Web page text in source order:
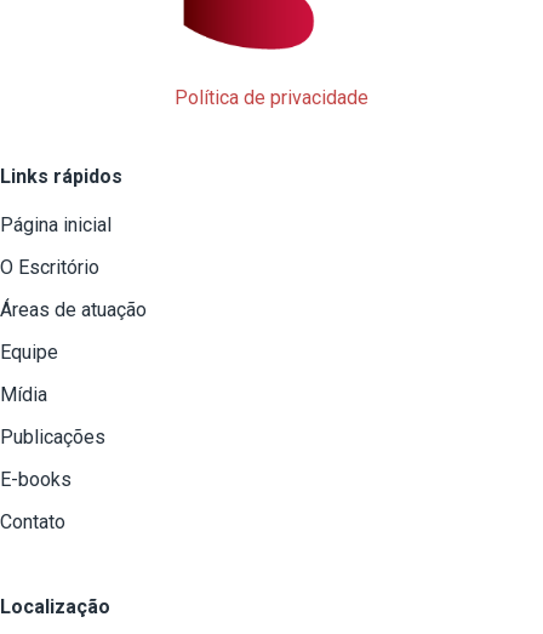
Política de privacidade
Links rápidos
Página inicial
O Escritório
Áreas de atuação
Equipe
Mídia
Publicações
E-books
Contato
Localização